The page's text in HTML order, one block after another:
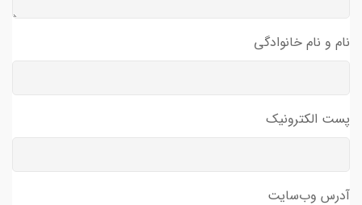
نام و نام خانوادگی
پست الکترونیک
آدرس وب‌سایت